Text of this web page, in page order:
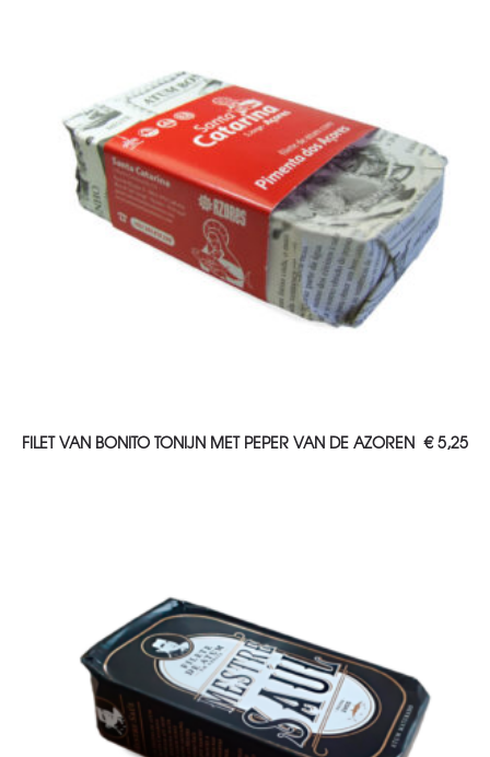
TOEVOEGEN AAN WINKELWAGEN
FILET VAN BONITO TONIJN MET PEPER VAN DE AZOREN €5,25